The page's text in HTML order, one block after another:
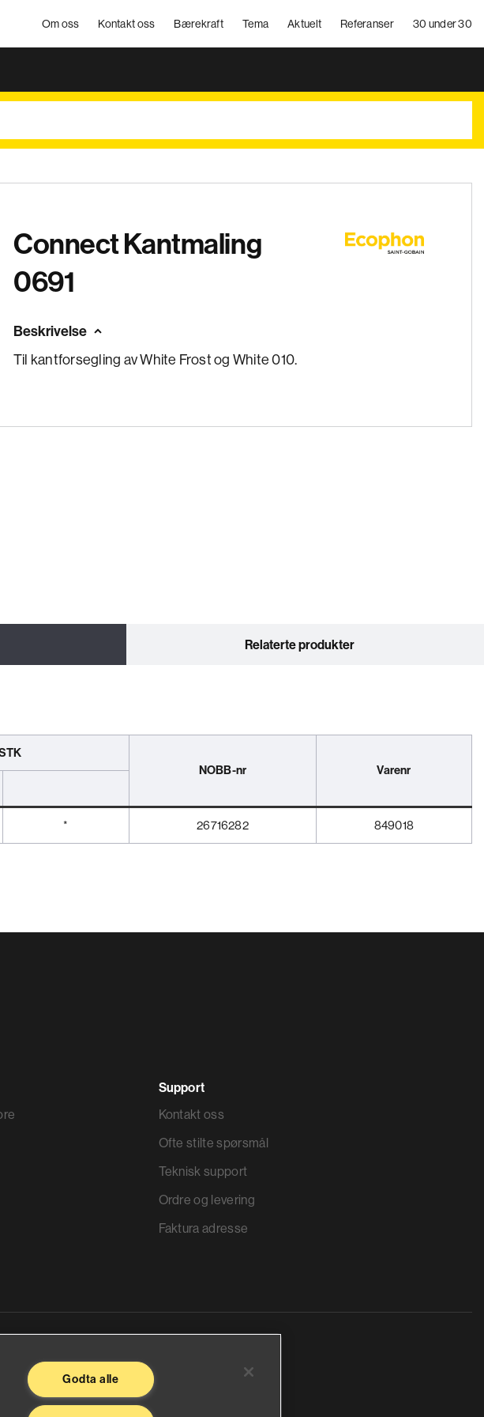
Om oss Kontakt oss Bærekraft Tema Aktuelt Referanser 30 under 30
Connect Kantmaling
0691
Beskrivelse
Til kantforsegling av White Frost og White 010.
Relaterte produkter
NOBB-nr
Varenr
* 26716282 849018
Support
Kontakt oss
Ofte stilte spørsmål
Teknisk support
Ordre og levering
Faktura adresse
Godta alle